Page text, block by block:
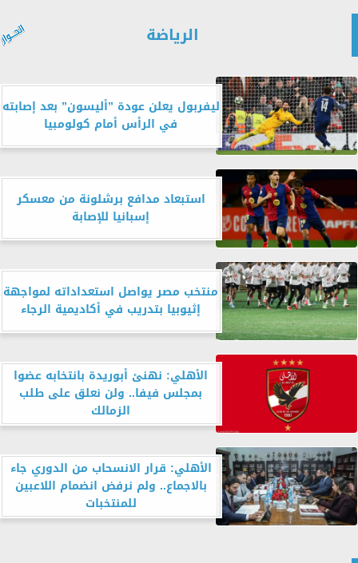
الرياضة
ليفربول يعلن عودة ”أليسون” بعد إصابته
في الرأس أمام كولومبيا
استبعاد مدافع برشلونة من معسكر
إسبانيا للإصابة
منتخب مصر يواصل استعداداته لمواجهة
إثيوبيا بتدريب في أكاديمية الرجاء
الأهلي: نهنئ أبوريدة بانتخابه عضوا
بمجلس فيفا.. ولن نعلق على طلب
الزمالك
الأهلي: قرار الانسحاب من الدوري جاء
بالاجماع.. ولم نرفض انضمام اللاعبين
للمنتخبات